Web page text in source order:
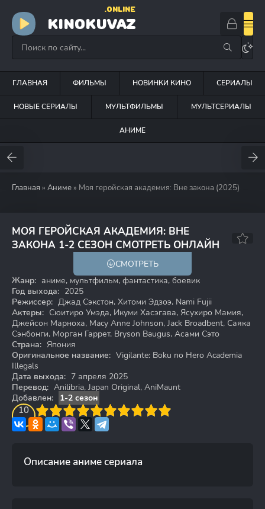
KINOKUVAZ
.ONLINE
ГЛАВНАЯ ФИЛЬМЫ НОВИНКИ КИНО СЕРИАЛЫ
НОВЫЕ СЕРИАЛЫ МУЛЬТФИЛЬМЫ МУЛЬТСЕРИАЛЫ
АНИМЕ
Главная » Аниме » Моя геройская академия: Вне закона (2025)
МОЯ ГЕРОЙСКАЯ АКАДЕМИЯ: ВНЕ
ЗАКОНА 1-2 СЕЗОН СМОТРЕТЬ ОНЛАЙН
7.3 7.2
СМОТРЕТЬ
Жанр: аниме, мультфильм, фантастика, боевик
Год выхода: 2025
Режиссер: Джад Сэкстон, Хитоми Эдзоэ, Nami Fujii
Актеры: Сюитиро Умэда, Икуми Хасэгава, Ясухиро Мамия,
Джейсон Марноха, Macy Anne Johnson, Jack Broadbent, Саяка
Сэнбонги, Морган Гаррет, Bryson Baugus, Асами Сэто
Страна: Япония
Оригинальное название: Vigilante: Boku no Hero Academia
Illegals
Дата выхода: 7 апреля 2025
Перевод: Anilibria, Japan Original, AniMaunt
Добавлен:
1-2 сезон
10
4 5 6 7 8 9 10
Описание аниме сериала